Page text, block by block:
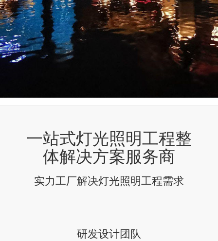
一站式灯光照明工程整
体解决方案服务商
实力工厂解决灯光照明工程需求
研发设计团队